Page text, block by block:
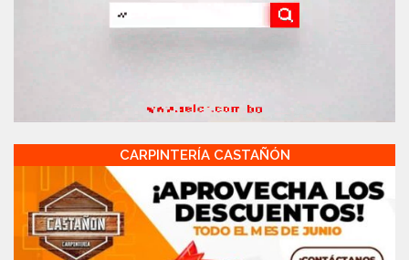
CARPINTERÍA CASTAÑÓN